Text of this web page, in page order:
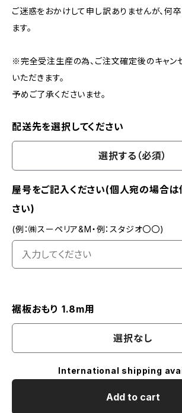
ご迷惑をおかけして申し訳ありませんが、何
ます。
※完全受注生産の為、ご注文確定後のキャン
いただきます。
予めご了承くださいませ。
配送先を選択してください
選択する（必須）
屋号をご記入ください(個人宛の場合は
さい)
(例：㈱スーペリア&M・例：スタジオ〇〇)
裾板おもり 1.8m用
選択なし
International shipping
Add to cart